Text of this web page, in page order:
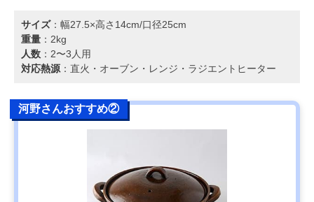
サイズ：幅27.5×高さ14cm/口径25cm
重量 ：2kg
人数 ：2〜3人用
対応熱源 ：直火・オーブン・レンジ・ラジエントヒーター
河野さんおすすめ②